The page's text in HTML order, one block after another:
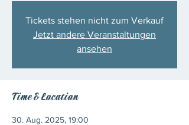
Tickets stehen nicht zum Verkauf
Jetzt andere Veranstaltungen
ansehen
Time & Location
30. Aug. 2025, 19:00